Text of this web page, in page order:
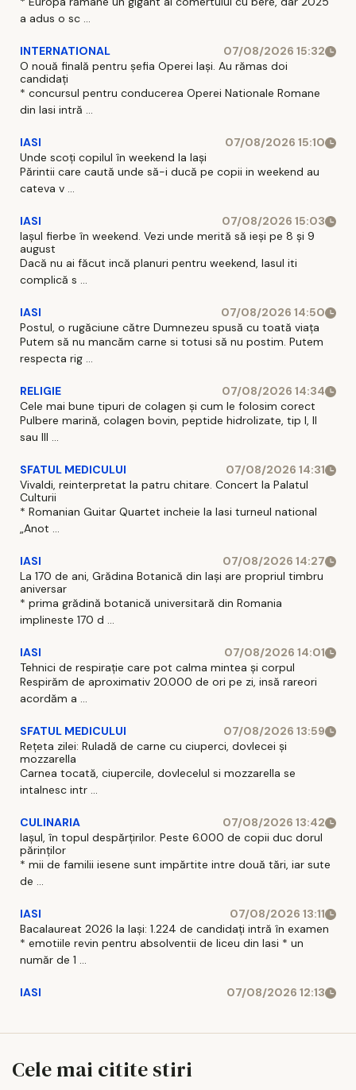
a adus o sc ...
INTERNATIONAL
07/08/2026 15:32
O nouă finală pentru șefia Operei Iași. Au rămas doi
candidați
* concursul pentru conducerea Operei Nationale Romane
din Iasi intră ...
IASI
07/08/2026 15:10
Unde scoți copilul în weekend la Iași
Părintii care caută unde să-i ducă pe copii in weekend au
cateva v ...
IASI
07/08/2026 15:03
Iașul fierbe în weekend. Vezi unde merită să ieși pe 8 și 9
august
Dacă nu ai făcut incă planuri pentru weekend, Iasul iti
complică s ...
IASI
07/08/2026 14:50
Postul, o rugăciune către Dumnezeu spusă cu toată viața
Putem să nu mancăm carne si totusi să nu postim. Putem
respecta rig ...
RELIGIE
07/08/2026 14:34
Cele mai bune tipuri de colagen și cum le folosim corect
Pulbere marină, colagen bovin, peptide hidrolizate, tip I, II
sau III ...
SFATUL MEDICULUI
07/08/2026 14:31
Vivaldi, reinterpretat la patru chitare. Concert la Palatul
Culturii
* Romanian Guitar Quartet incheie la Iasi turneul national
„Anot ...
IASI
07/08/2026 14:27
La 170 de ani, Grădina Botanică din Iași are propriul timbru
aniversar
* prima grădină botanică universitară din Romania
implineste 170 d ...
IASI
07/08/2026 14:01
Tehnici de respirație care pot calma mintea și corpul
Respirăm de aproximativ 20.000 de ori pe zi, insă rareori
acordăm a ...
SFATUL MEDICULUI
07/08/2026 13:59
Rețeta zilei: Ruladă de carne cu ciuperci, dovlecei și
mozzarella
Carnea tocată, ciupercile, dovlecelul si mozzarella se
intalnesc intr ...
CULINARIA
07/08/2026 13:42
Iașul, în topul despărțirilor. Peste 6.000 de copii duc dorul
părinților
* mii de familii iesene sunt impărtite intre două tări, iar sute
de ...
IASI
07/08/2026 13:11
Bacalaureat 2026 la Iași: 1.224 de candidați intră în examen
* emotiile revin pentru absolventii de liceu din Iasi * un
număr de 1 ...
IASI 07/08/2026 12:13
Cele mai citite stiri